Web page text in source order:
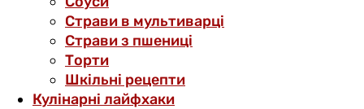
Страви в мультиварці
Страви з пшениці
Торти
Шкільні рецепти
Кулінарні лайфхаки